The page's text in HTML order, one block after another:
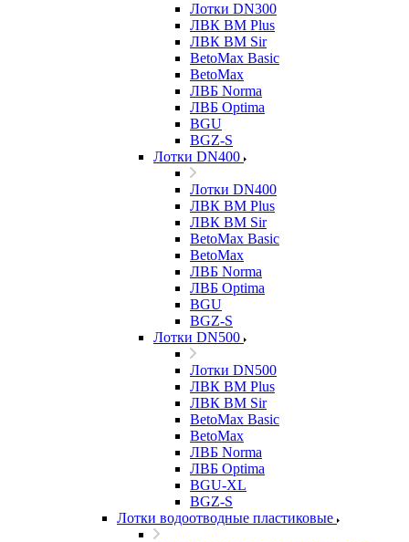
Лотки DN300
ЛВК ВМ Plus
ЛВК ВМ Sir
BetoMax Basic
BetoMax
ЛВБ Norma
ЛВБ Optima
BGU
BGZ-S
Лотки DN400
Лотки DN400
ЛВК ВМ Plus
ЛВК ВМ Sir
BetoMax Basic
BetoMax
ЛВБ Norma
ЛВБ Optima
BGU
BGZ-S
Лотки DN500
Лотки DN500
ЛВК ВМ Plus
ЛВК ВМ Sir
BetoMax Basic
BetoMax
ЛВБ Norma
ЛВБ Optima
BGU-XL
BGZ-S
Лотки водоотводные пластиковые